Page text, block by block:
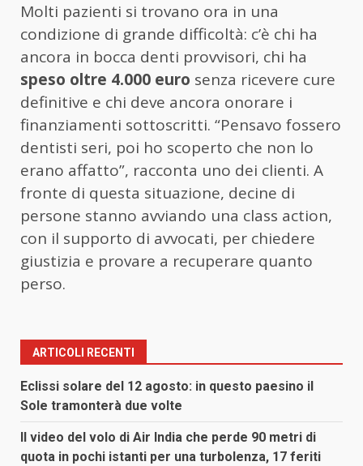
Molti pazienti si trovano ora in una
condizione di grande difficoltà: c’è chi ha
ancora in bocca denti provvisori, chi ha
speso oltre 4.000 euro senza ricevere cure
definitive e chi deve ancora onorare i
finanziamenti sottoscritti. “Pensavo fossero
dentisti seri, poi ho scoperto che non lo
erano affatto”, racconta uno dei clienti. A
fronte di questa situazione, decine di
persone stanno avviando una class action,
con il supporto di avvocati, per chiedere
giustizia e provare a recuperare quanto
perso.
ARTICOLI RECENTI
Eclissi solare del 12 agosto: in questo paesino il
Sole tramonterà due volte
Il video del volo di Air India che perde 90 metri di
quota in pochi istanti per una turbolenza, 17 feriti